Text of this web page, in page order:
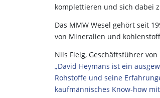
komplettieren und sich dabei
Das MMW Wesel gehört seit
von Mineralien und
Nils Fleig, Geschäftsführer
„David Heymans ist ein
Rohstoffe und seine
kaufmännisches Know-how